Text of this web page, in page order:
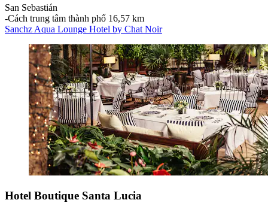
San Sebastián
‐Cách trung tâm thành phố 16,57 km
Sanchz Aqua Lounge Hotel by Chat Noir
Hotel Boutique Santa Lucia